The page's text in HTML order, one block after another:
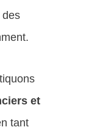
des
et
tant